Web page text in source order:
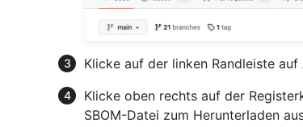
Klicke auf der linken Randleiste auf
Klicke oben rechts auf der
SBOM-Datei zum Herunterladen